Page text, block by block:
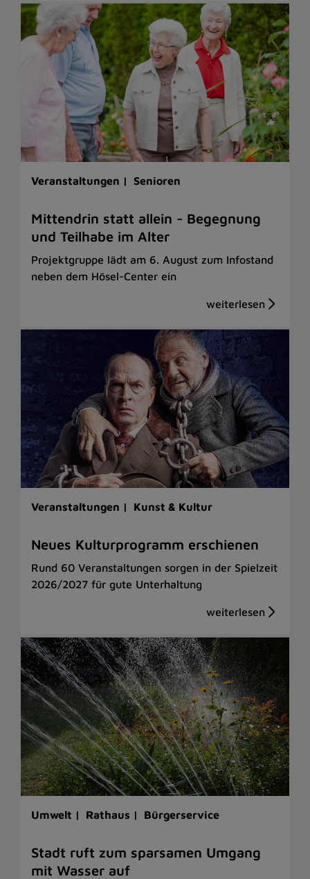
Veranstaltungen | Senioren
Mittendrin statt allein - Begegnung
und Teilhabe im Alter
Projektgruppe lädt am 6. August zum Infostand
neben dem Hösel-Center ein
Veranstaltungen | Kunst & Kultur
Neues Kulturprogramm erschienen
Rund 60 Veranstaltungen sorgen in der Spielzeit
2026/2027 für gute Unterhaltung
Umwelt | Rathaus | Bürgerservice
Stadt ruft zum sparsamen Umgang
mit Wasser auf